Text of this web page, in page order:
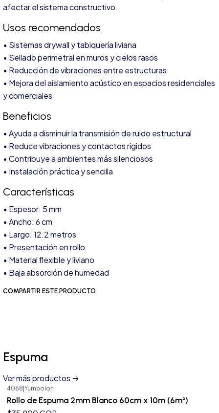
afectar el sistema constructivo.
Usos recomendados
• Sistemas drywall y tabiquería liviana
• Sellado perimetral en muros y cielos rasos
• Reducción de vibraciones entre estructuras
• Mejora del aislamiento acústico en espacios residenciales
y comerciales
Beneficios
• Ayuda a disminuir la transmisión de ruido estructural
• Reduce vibraciones y contactos rígidos
• Contribuye a ambientes más silenciosos
• Instalación práctica y sencilla
Características
• Espesor: 5 mm
• Ancho: 6 cm
• Largo: 12.2 metros
• Presentación en rollo
• Material flexible y liviano
• Baja absorción de humedad
COMPARTIR ESTE PRODUCTO
Espuma
Ver más productos
Agotado
4068 Yumbolon
Rollo de Espuma 2mm Blanco 60cm x 10m (6m²)